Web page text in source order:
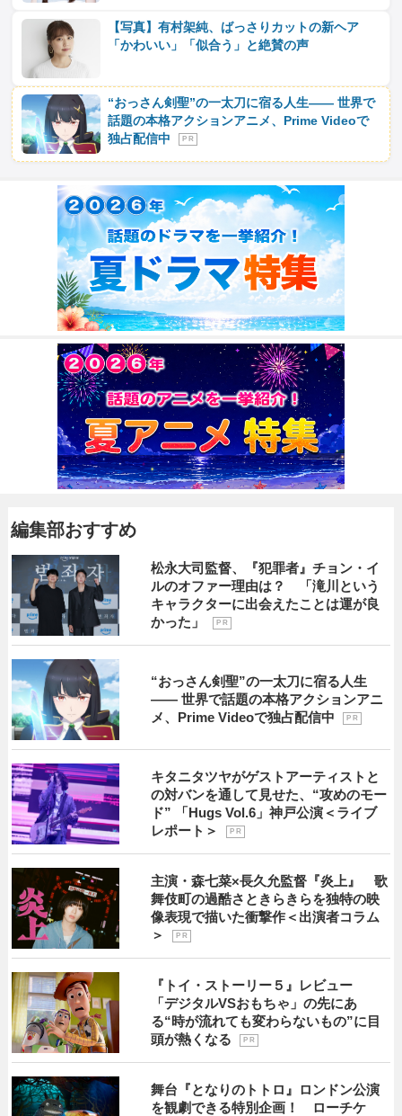
【写真】有村架純、ばっさりカットの新ヘア
「かわいい」「似合う」と絶賛の声
“おっさん剣聖”の一太刀に宿る人生―― 世界で
話題の本格アクションアニメ、Prime Videoで
独占配信中
P R
編集部おすすめ
松永大司監督、『犯罪者』チョン・イ
ルのオファー理由は？ 「滝川という
キャラクターに出会えたことは運が良
かった」
P R
“おっさん剣聖”の一太刀に宿る人生
―― 世界で話題の本格アクションアニ
メ、Prime Videoで独占配信中
P R
キタニタツヤがゲストアーティストと
の対バンを通して見せた、“攻めのモー
ド” 「Hugs Vol.6」神戸公演＜ライブ
レポート＞
P R
主演・森七菜×長久允監督『炎上』 歌
舞伎町の過酷さときらきらを独特の映
像表現で描いた衝撃作＜出演者コラム
＞
P R
『トイ・ストーリー５』レビュー
「デジタルVSおもちゃ」の先にあ
る“時が流れても変わらないもの”に目
頭が熱くなる
P R
舞台『となりのトトロ』ロンドン公演
を観劇できる特別企画！ ローチケ